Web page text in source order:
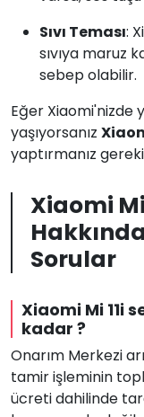
Sıvı Teması:
sıvıya maruz
sebep olabilir.
Eğer Xiaomi'nizde
yaşıyorsanız
yaptırmanız
Xiaomi
Sorular
Xiaomi Mi 11i
kadar ?
Onarım Merkezi
tamir işleminin
ücreti dahilinde